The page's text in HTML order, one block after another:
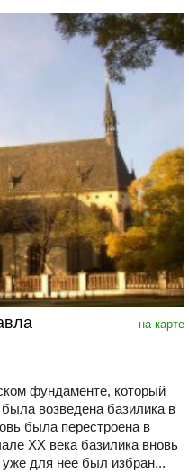
на карте
фундаменте, который
возведена базилика в
была перестроена в
XX века базилика вновь
уже для нее был избран...